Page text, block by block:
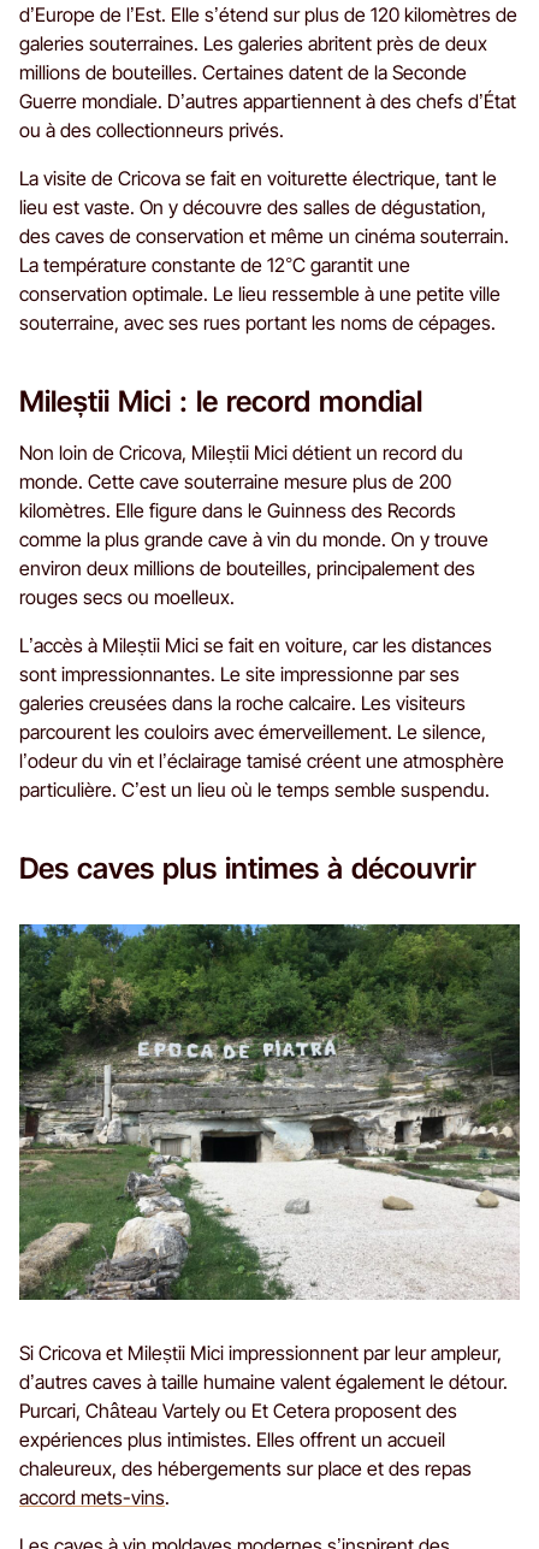
d’Europe de l’Est. Elle s’étend sur plus de 120 kilomètres de
galeries souterraines. Les galeries abritent près de deux
millions de bouteilles. Certaines datent de la Seconde
Guerre mondiale. D’autres appartiennent à des chefs d’État
ou à des collectionneurs privés.
La visite de Cricova se fait en voiturette électrique, tant le
lieu est vaste. On y découvre des salles de dégustation,
des caves de conservation et même un cinéma souterrain.
La température constante de 12°C garantit une
conservation optimale. Le lieu ressemble à une petite ville
souterraine, avec ses rues portant les noms de cépages.
Mileștii Mici : le record mondial
Non loin de Cricova, Mileștii Mici détient un record du
monde. Cette cave souterraine mesure plus de 200
kilomètres. Elle figure dans le Guinness des Records
comme la plus grande cave à vin du monde. On y trouve
environ deux millions de bouteilles, principalement des
rouges secs ou moelleux.
L’accès à Mileștii Mici se fait en voiture, car les distances
sont impressionnantes. Le site impressionne par ses
galeries creusées dans la roche calcaire. Les visiteurs
parcourent les couloirs avec émerveillement. Le silence,
l’odeur du vin et l’éclairage tamisé créent une atmosphère
particulière. C’est un lieu où le temps semble suspendu.
Des caves plus intimes à découvrir
Si Cricova et Mileștii Mici impressionnent par leur ampleur,
d’autres caves à taille humaine valent également le détour.
Purcari, Château Vartely ou Et Cetera proposent des
expériences plus intimistes. Elles offrent un accueil
chaleureux, des hébergements sur place et des repas
accord mets-vins.